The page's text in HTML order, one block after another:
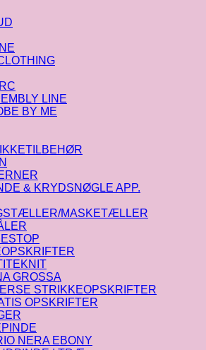
LINE
BY ME
& KRYDSNØGLE APP.
MASKETÆLLER
GROSSA
STRIKKEOPSKRIFTER
OPSKRIFTER
NERA EBONY